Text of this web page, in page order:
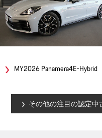
MY2026 Panamera4E-Hybrid
その他の注目の認定中